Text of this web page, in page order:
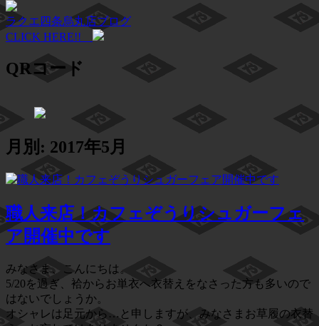
ラクエ四条烏丸店ブログ
CLICK HERE!!
QRコード
月別: 2017年5月
職人来店！カフェぞうりシュガーフェ
ア開催中です
みなさま、こんにちは。
5/20を過ぎ、袷からお単衣へ衣替えをなさった方も多いので
はないでしょうか。
オシャレは足元から…と申しますが、みなさまお草履の衣替